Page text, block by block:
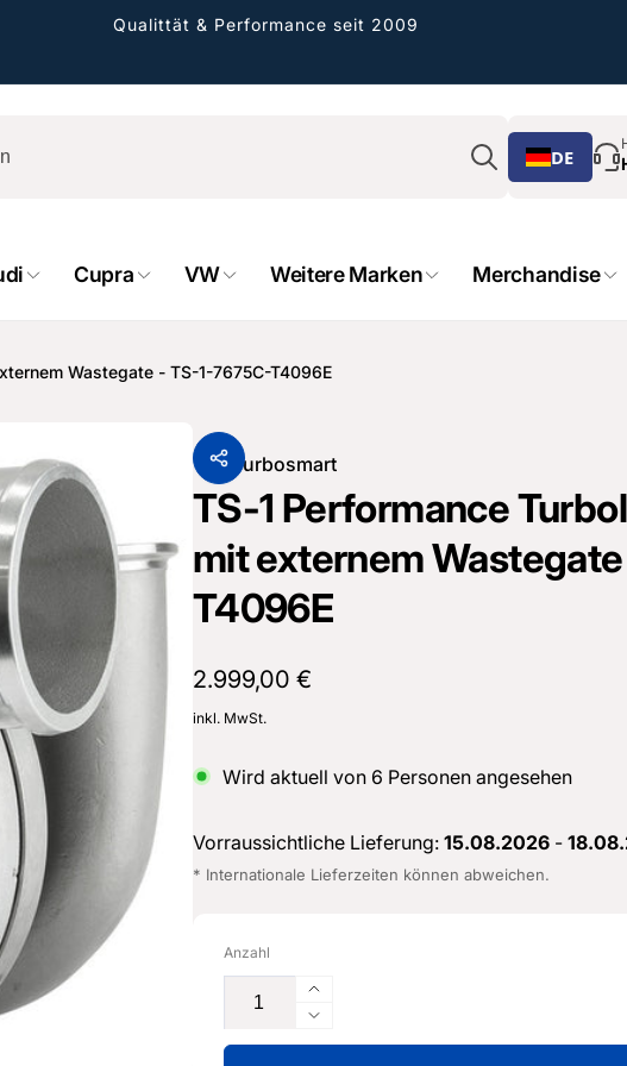
Qualittät & Performance seit 2009
Suchen
DE
Cupra VW Weitere Marken Merchandise
Wastegate - TS-1-7675C-T4096E
VonTurbosmart
TS-1 Performance
mit externem
T4096E
Normaler
Preis
2.999,00 €
inkl. MwSt.
Wird aktuell von 6 Personen angesehen
Vorraussichtliche Lieferung: 15.08.2026-
* Internationale Lieferzeiten können abweichen.
Anzahl
Erhöhe
die
Menge
Verringere
die
GmbH
verfügbar, gewöhnlich fertig in 2
tagen
Straße 8